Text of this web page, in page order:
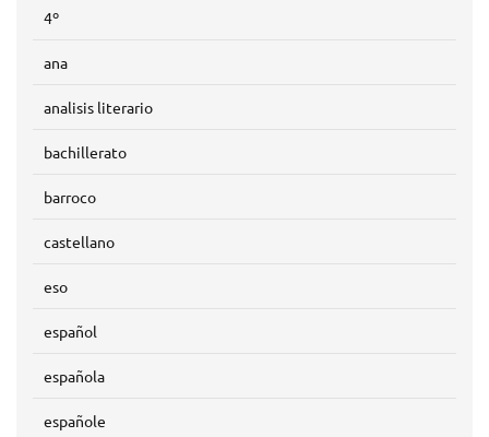
4º
ana
analisis literario
bachillerato
barroco
castellano
eso
español
española
españole